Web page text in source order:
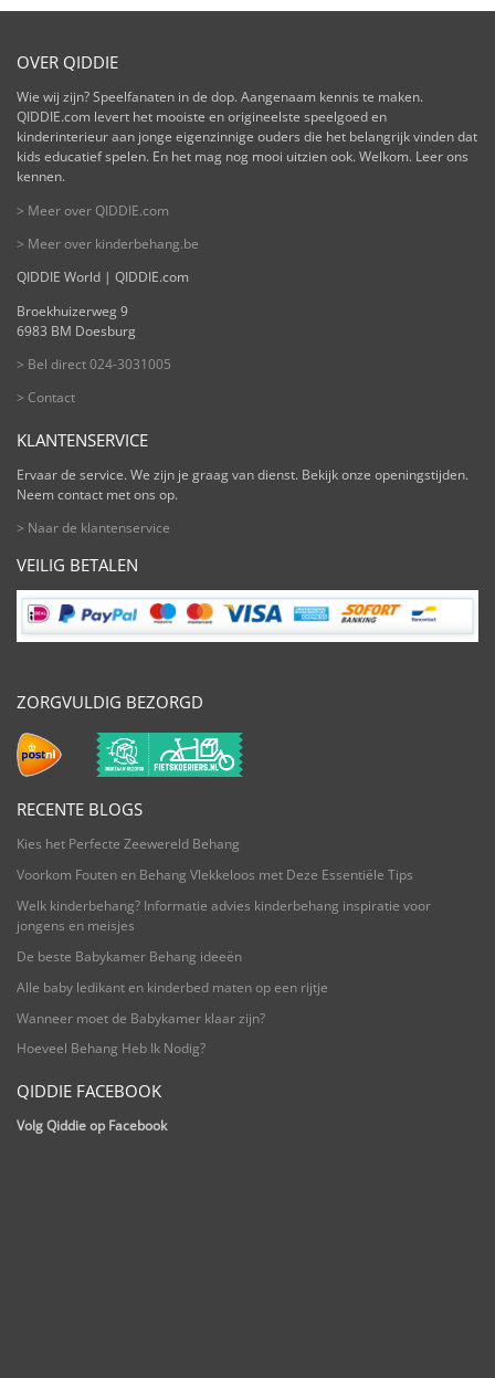
OVER QIDDIE
Wie wij zijn? Speelfanaten in de dop. Aangenaam kennis te maken.
QIDDIE.com levert het mooiste en origineelste speelgoed en
kinderinterieur aan jonge eigenzinnige ouders die het belangrijk vinden dat
kids educatief spelen. En het mag nog mooi uitzien ook. Welkom. Leer ons
kennen.
> Meer over QIDDIE.com
> Meer over kinderbehang.be
QIDDIE World | QIDDIE.com
Broekhuizerweg 9
6983 BM Doesburg
> Bel direct 024-3031005
> Contact
KLANTENSERVICE
Ervaar de service. We zijn je graag van dienst. Bekijk onze openingstijden.
Neem contact met ons op.
> Naar de klantenservice
VEILIG BETALEN
ZORGVULDIG BEZORGD
RECENTE BLOGS
Kies het Perfecte Zeewereld Behang
Voorkom Fouten en Behang Vlekkeloos met Deze Essentiële Tips
Welk kinderbehang? Informatie advies kinderbehang inspiratie voor
jongens en meisjes
De beste Babykamer Behang ideeën
Alle baby ledikant en kinderbed maten op een rijtje
Wanneer moet de Babykamer klaar zijn?
Hoeveel Behang Heb Ik Nodig?
QIDDIE FACEBOOK
Volg Qiddie op Facebook